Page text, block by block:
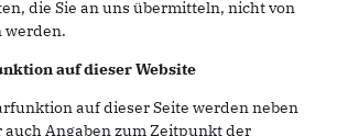
die Sie an uns übermitteln, nicht von
werden.
auf dieser Website
auf dieser Seite werden neben
Angaben zum Zeitpunkt der